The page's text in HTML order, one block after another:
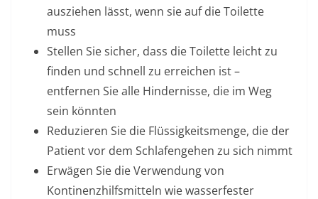
ausziehen lässt, wenn sie auf die Toilette
muss
Stellen Sie sicher, dass die Toilette leicht zu
finden und schnell zu erreichen ist –
entfernen Sie alle Hindernisse, die im Weg
sein könnten
Reduzieren Sie die Flüssigkeitsmenge, die der
Patient vor dem Schlafengehen zu sich nimmt
Erwägen Sie die Verwendung von
Kontinenzhilfsmitteln wie wasserfester